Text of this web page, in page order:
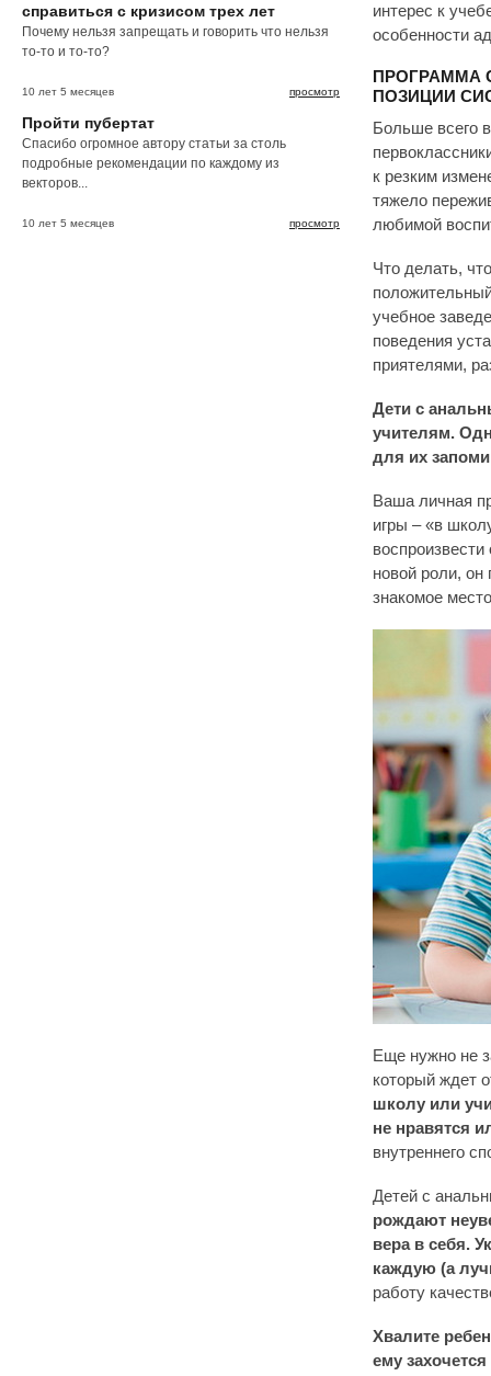
справиться с кризисом трех лет
Почему нельзя запрещать и говорить что нельзя
то-то и то-то?
просмотр
10 лет 5 месяцев
Пройти пубертат
Спасибо огромное автору статьи за столь
подробные рекомендации по каждому из
векторов...
просмотр
10 лет 5 месяцев
интерес к
особенности
ПРОГРАММА
ПОЗИЦИИ
Больше всего
к резким
тяжело
любимой
Что делать,
учебное
поведения
приятелями,
Дети с
учителям.
для их
Ваша личная
игры – «в
новой роли,
знакомое
Еще нужно не
который ждет
школу или
не нравятся
внутреннего
Детей с
рождают
вера в себя.
каждую (а
работу
Хвалите
ему